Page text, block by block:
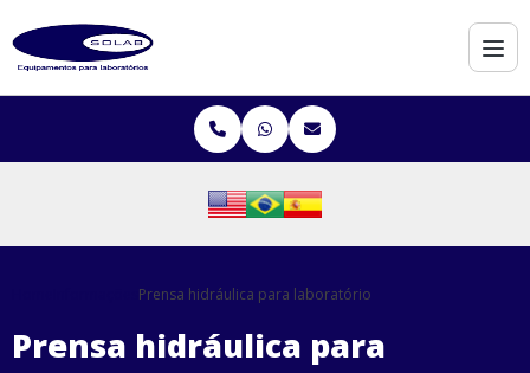
Prensa hidráulica para laboratório
Prensa hidráulica para